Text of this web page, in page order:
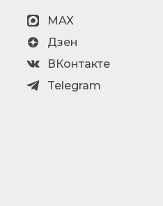
MAX
Дзен
ВКонтакте
Telegram